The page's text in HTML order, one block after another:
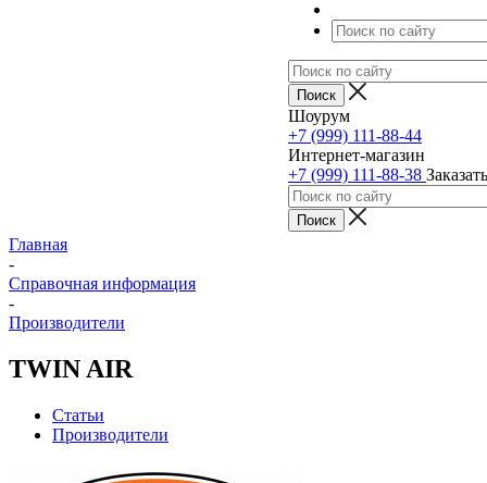
Шоурум
+7 (999) 111-88-44
Интернет-магазин
+7 (999) 111-88-38
Главная
-
Справочная информация
-
Производители
TWIN AIR
Статьи
Производители